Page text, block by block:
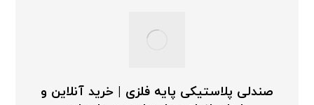
صندلی پلاستیکی پایه فلزی | خرید آنلاین و